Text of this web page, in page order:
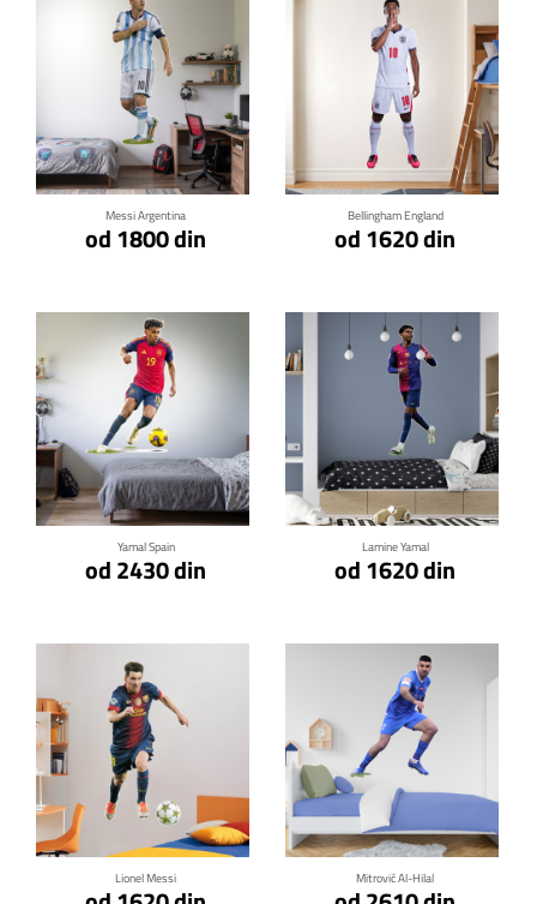
Messi Argentina
od 1800 din
Klikni za detalje
Bellingham England
od 1620 din
Klikni za detalje
Yamal Spain
od 2430 din
Klikni za detalje
Lamine Yamal
od 1620 din
Klikni za detalje
Lionel Messi
Klikni za detalje
Mitrović Al-Hilal
Klikni za detalje